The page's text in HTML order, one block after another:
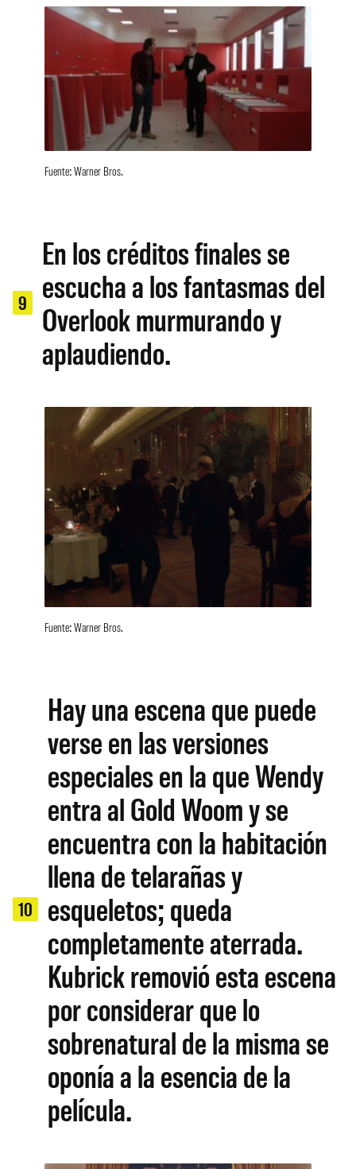
Fuente: Warner Bros.
9
En los créditos finales se
escucha a los fantasmas del
Overlook murmurando y
aplaudiendo.
Fuente: Warner Bros.
10
Hay una escena que puede
verse en las versiones
especiales en la que Wendy
entra al Gold Woom y se
encuentra con la habitación
llena de telarañas y
esqueletos; queda
completamente aterrada.
Kubrick removió esta escena
por considerar que lo
sobrenatural de la misma se
oponía a la esencia de la
película.